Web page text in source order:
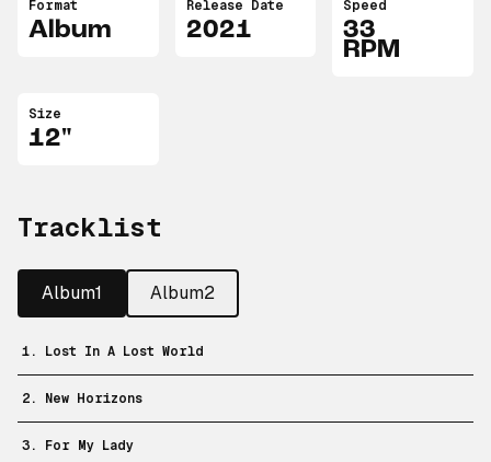
Format
Album
Release Date
2021
Speed
33
RPM
Size
12"
Tracklist
Album1 Album2
1. Lost In A Lost World
2. New Horizons
3. For My Lady